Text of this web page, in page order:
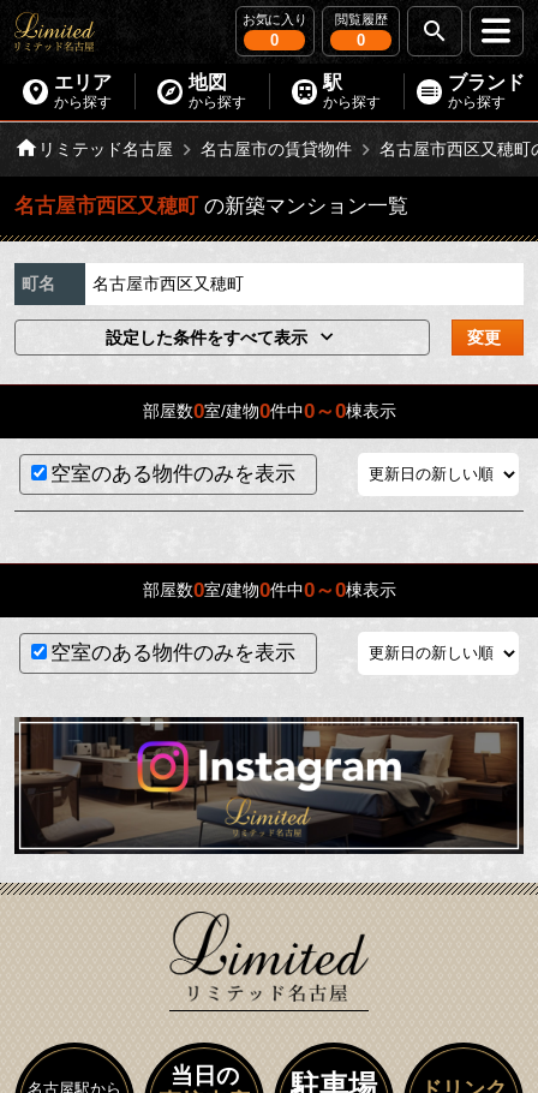
お気に入り
0
閲覧履歴
0
エリア
から探す
地図
から探す
駅
から探す
ブランド
から探す
リミテッド名古屋 名古屋市の賃貸物件 名古屋市西区又穂町
名古屋市西区又穂町 の新築マンション一覧
町名 名古屋市西区又穂町
設定した条件をすべて表示 変更
部屋数0室/建物0件中0～0棟表示
空室のある物件のみを表示
部屋数0室/建物0件中0～0棟表示
空室のある物件のみを表示
名古屋駅から
当日の
駐車場